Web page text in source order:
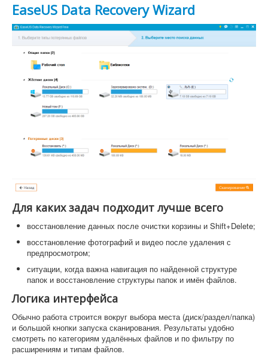
EaseUS Data Recovery Wizard
Для каких задач подходит лучше всего
восстановление данных после очистки корзины и Shift+Delete;
восстановление фотографий и видео после удаления с
предпросмотром;
ситуации, когда важна навигация по найденной структуре
папок и восстановление структуры папок и имён файлов.
Логика интерфейса
Обычно работа строится вокруг выбора места (диск/раздел/папка)
и большой кнопки запуска сканирования. Результаты удобно
смотреть по категориям удалённых файлов и по фильтру по
расширениям и типам файлов.